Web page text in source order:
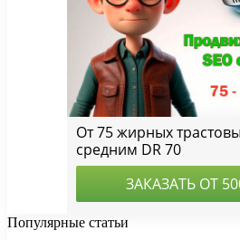
Популярные статьи